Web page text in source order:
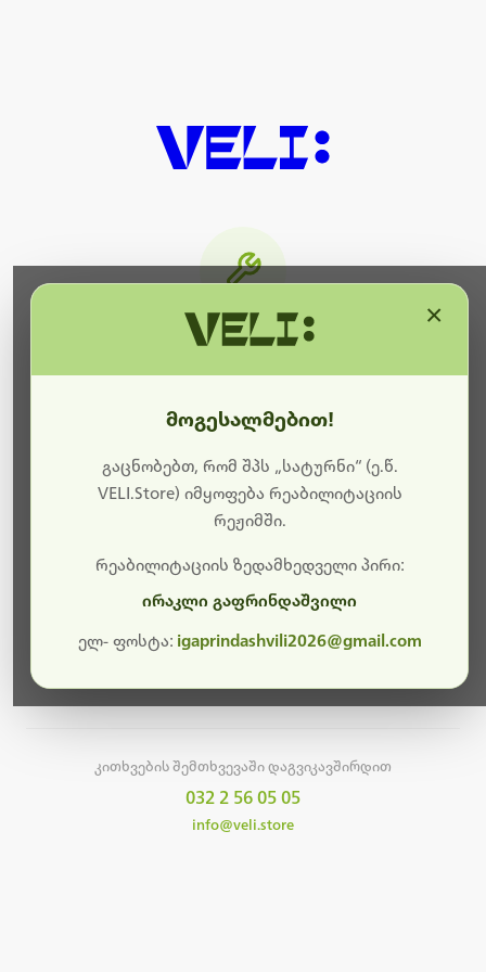
ბოდიშს გიხდით შეფერხებისთვის. ამჟამად
მიმდინარეობს საიტის განახლება და ტექნიკური
სამუშაოები.
მალე ისევ ხელმისაწვდომი იქნება. გმადლობთ
კითხვების შემთხვევაში დაგვიკავშირდით
032 2 56 05 05
info@veli.store
მოგესალმებით!
გაცნობებთ, რომ შპს „სატურნი“ (ე.წ.
VELI.Store) იმყოფება რეაბილიტაციის
რეჟიმში.
რეაბილიტაციის ზედამხედველი პირი:
ირაკლი გაფრინდაშვილი
ელ- ფოსტა: igaprindashvili2026@gmail.com
×